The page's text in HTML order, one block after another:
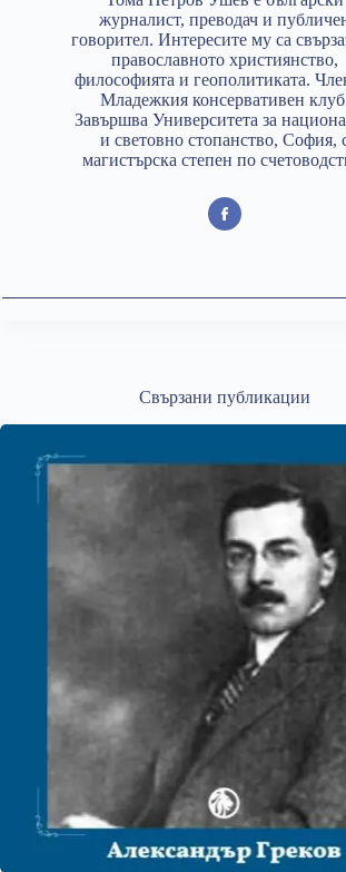
журналист, преводач и
говорител. Интересите му са
православното християнство,
философията и геополитиката.
Младежкия консервативен
Завършва Университета за
и световно стопанство, София,
магистърска степен по
Свързани публикации